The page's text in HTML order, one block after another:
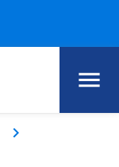
keyboard_arrow_right